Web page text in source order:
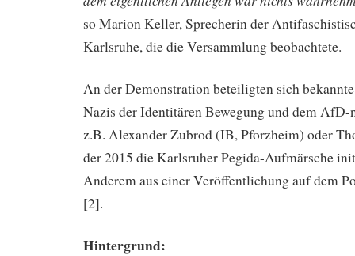
so Marion Keller, Sprecherin der
Karlsruhe, die die Versammlung beobachtete.
An der Demonstration beteiligten sich
Nazis der Identitären Bewegung und dem
z.B. Alexander Zubrod (IB, Pforzheim) oder
der 2015 die Karlsruher Pegida-Aufmärsche
Anderem aus einer Veröffentlichung auf dem
[2].
Hintergrund: